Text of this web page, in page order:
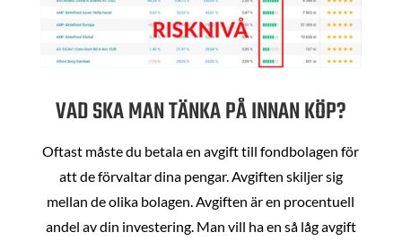
VAD SKA MAN TÄNKA PÅ INNAN KÖP?
Oftast måste du betala en avgift till fondbolagen för
att de förvaltar dina pengar. Avgiften skiljer sig
mellan de olika bolagen. Avgiften är en procentuell
andel av din investering. Man vill ha en så låg avgift